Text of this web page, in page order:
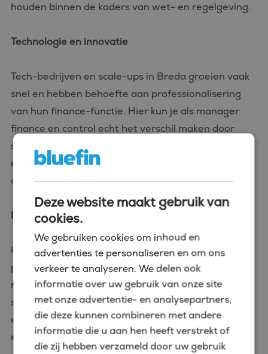
houden binnen de kaders van wet- en regelgeving.
Technologie en innovatie
Tech-bedrijven en scale-ups in Breda groeien vaak
snel en hebben behoefte aan professionalisering
van hun finance-functie. Hier kun je als manager
finance en control echt het verschil maken door
structuur aan te brengen, processen op te zetten
en te zorgen voor betrouwbare cijfers die de groei
ondersteunen.
Non-profit en publieke sector
Ook stichtingen, overheidsinstellingen en semi-
publieke organisaties in Breda zoeken naar ervaren
managers finance en control. Hier is kennis van
subsidiestromen, verantwoording richting bestuur
en toezichthouders en maatschappelijke impact
essentieel.
Deze website maakt gebruik van
cookies.
We gebruiken cookies om inhoud en
advertenties te personaliseren en om ons
verkeer te analyseren. We delen ook
informatie over uw gebruik van onze site
met onze advertentie- en analysepartners,
die deze kunnen combineren met andere
informatie die u aan hen heeft verstrekt of
die zij hebben verzameld door uw gebruik